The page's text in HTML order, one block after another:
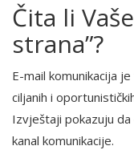
Čita li
strana”?
E-mail komunikacija
ciljanih i
Izvještaji pokazuju
kanal komunikacije.